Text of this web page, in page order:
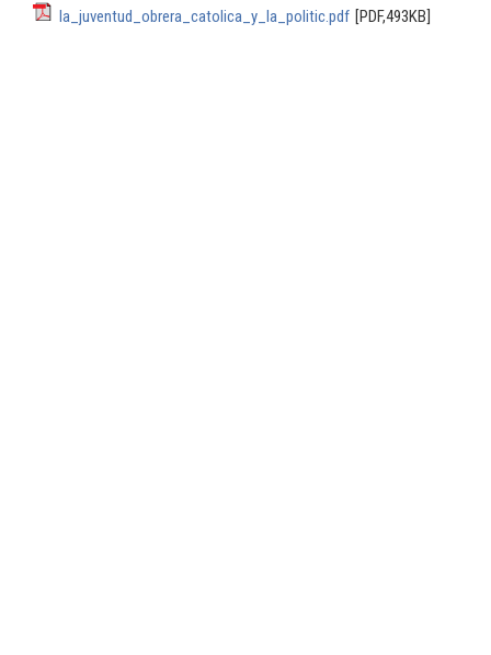
la_juventud_obrera_catolica_y_la_politic.pdf [PDF,493KB]